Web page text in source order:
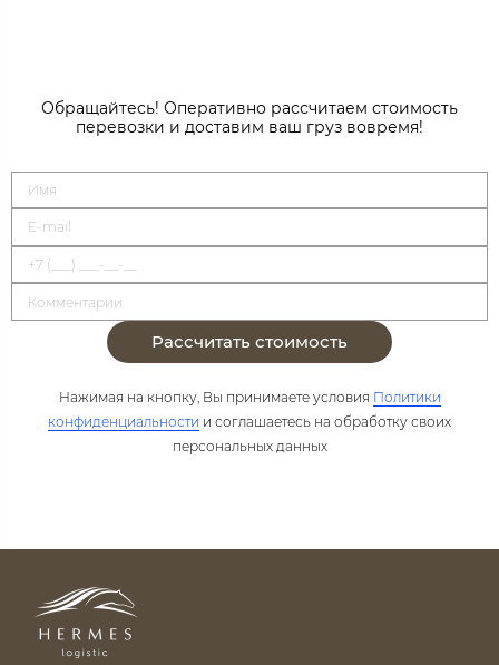
Обращайтесь! Оперативно рассчитаем стоимость
перевозки и доставим ваш груз вовремя!
Рассчитать стоимость
Нажимая на кнопку, Вы принимаете условия Политики
конфиденциальности и соглашаетесь на обработку своих
персональных данных